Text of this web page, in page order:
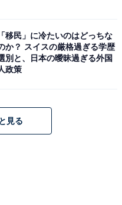
菜湯麺」などになりま
ジャッキー・チェンの
ノマネとしてテレビ番
たが、これは「言いそ
。実際の映画では言わ
「移民」に冷たいのはどっちな
か？ スイスの厳格過ぎる学歴
別と、日本の曖昧過ぎる外国
政策
見る